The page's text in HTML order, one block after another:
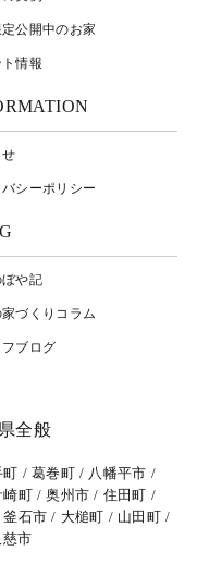
公開中のお家
情報
シーポリシー
や記
づくりコラム
ブログ
全般
町 葛巻町
八幡平市
崎町 奥州市
住田町
釜石市 大槌町
山田町
慈市